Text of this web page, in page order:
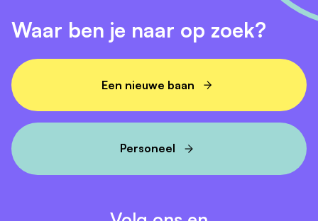
Waar ben je naar op zoek?
Een nieuwe baan
Personeel